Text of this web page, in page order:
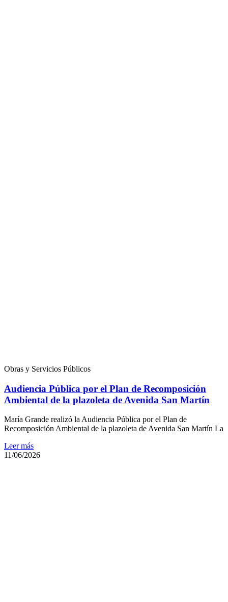
Obras y Servicios Públicos
Audiencia Pública por el Plan de Recomposición
Ambiental de la plazoleta de Avenida San Martín
María Grande realizó la Audiencia Pública por el Plan de
Recomposición Ambiental de la plazoleta de Avenida San Martín La
Leer más
11/06/2026